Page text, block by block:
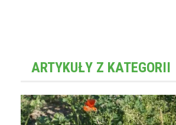
ARTYKUŁY Z KATEGORII